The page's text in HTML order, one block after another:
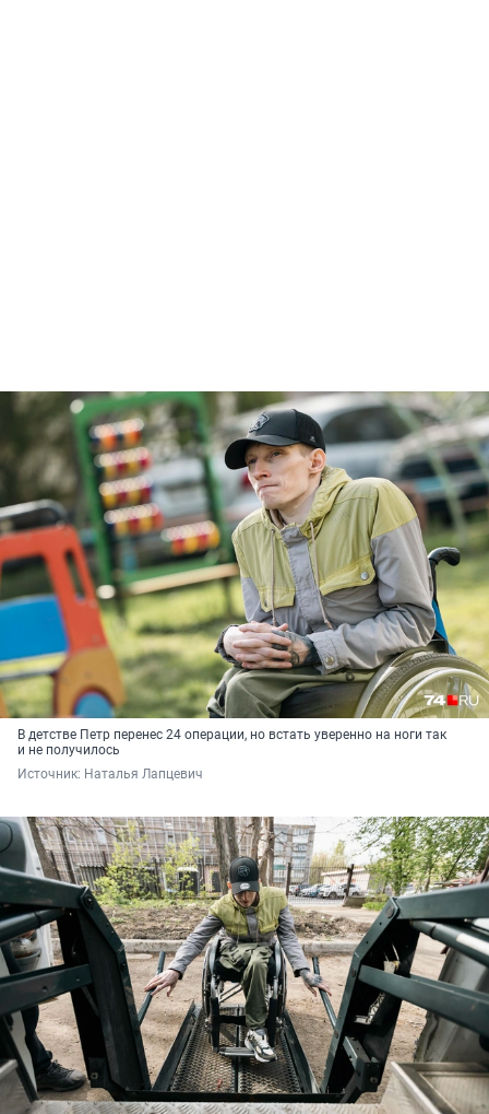
В детстве Петр перенес 24 операции, но встать уверенно на ноги так
и не получилось
Источник: Наталья Лапцевич